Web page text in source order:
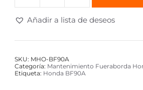
Añadir a lista de deseos
SKU: MHO-BF90A
Categoría: Mantenimiento Fueraborda
Etiqueta: Honda BF90A